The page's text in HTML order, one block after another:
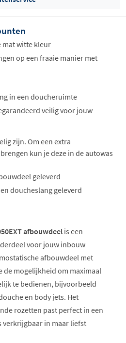
mat witte kleur
op een fraaie manier met
in een doucheruimte
veilig voor jouw
zijn. Om een extra
kun je deze in de autowas
geleverd
doucheslang geleverd
afbouwdeel is een
voor jouw inbouw
afbouwdeel met
mogelijkheid om maximaal
te bedienen, bijvoorbeeld
en body jets. Het
rozetten past perfect in een
verkrijgbaar in maar liefst